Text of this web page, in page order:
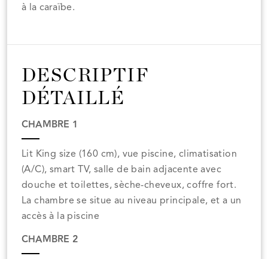
à la caraïbe.
DESCRIPTIF
DÉTAILLÉ
CHAMBRE 1
Lit King size (160 cm), vue piscine, climatisation
(A/C), smart TV, salle de bain adjacente avec
douche et toilettes, sèche-cheveux, coffre fort.
La chambre se situe au niveau principale, et a un
accès à la piscine
CHAMBRE 2